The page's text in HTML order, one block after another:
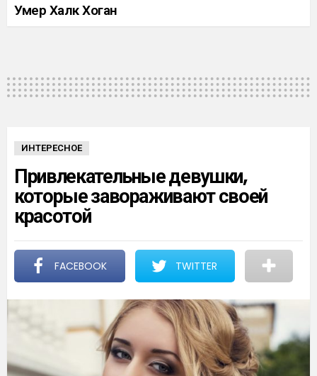
Умер Халк Хоган
ИНТЕРЕСНОЕ
Привлекательные девушки,
которые завораживают своей
красотой
FACEBOOK TWITTER